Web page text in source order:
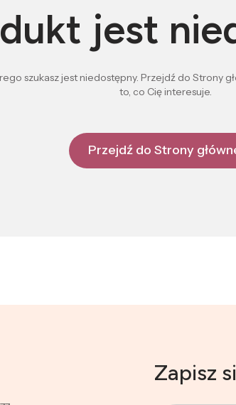
jest
szukasz jest niedostępny. Przejdź do Strony
to, co Cię interesuje.
Przejdź do Strony
Zapisz